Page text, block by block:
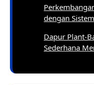
dengan
Dapur Plant-
Sederhana